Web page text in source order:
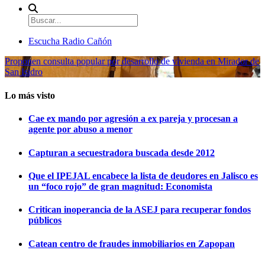
Escucha Radio Cañón
Proponen consulta popular por desarrollo de vivienda en Mirador de
San Isidro
Lo más visto
Cae ex mando por agresión a ex pareja y procesan a
agente por abuso a menor
Capturan a secuestradora buscada desde 2012
Que el IPEJAL encabece la lista de deudores en Jalisco es
un “foco rojo” de gran magnitud: Economista
Critican inoperancia de la ASEJ para recuperar fondos
públicos
Catean centro de fraudes inmobiliarios en Zapopan